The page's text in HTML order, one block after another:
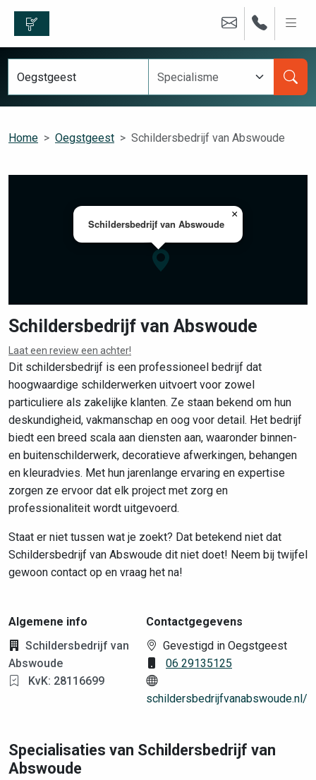
Home Oegstgeest Schildersbedrijf van Abswoude
Schildersbedrijf van Abswoude
×
Leaflet|©OpenStreetMapcontributors
Schildersbedrijf van Abswoude
Laat een review een achter!
Dit schildersbedrijf is een professioneel bedrijf dat
hoogwaardige schilderwerken uitvoert voor zowel
particuliere als zakelijke klanten. Ze staan bekend om hun
deskundigheid, vakmanschap en oog voor detail. Het bedrijf
biedt een breed scala aan diensten aan, waaronder binnen-
en buitenschilderwerk, decoratieve afwerkingen, behangen
en kleuradvies. Met hun jarenlange ervaring en expertise
zorgen ze ervoor dat elk project met zorg en
professionaliteit wordt uitgevoerd.
Staat er niet tussen wat je zoekt? Dat betekend niet dat
Schildersbedrijf van Abswoude dit niet doet! Neem bij twijfel
gewoon contact op en vraag het na!
Algemene info
Schildersbedrijf van
Abswoude
KvK: 28116699
Contactgegevens
Gevestigd in Oegstgeest
06 29135125
schildersbedrijfvanabswoude.nl/
Specialisaties van Schildersbedrijf van
Abswoude